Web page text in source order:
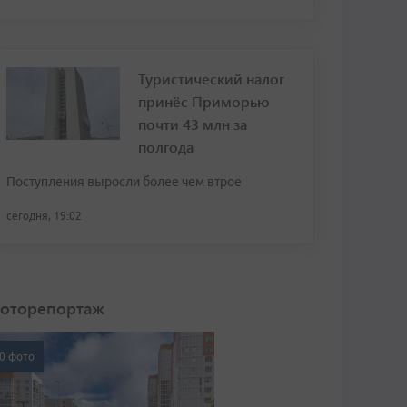
Туристический налог
принёс Приморью
почти 43 млн за
полгода
Поступления выросли более чем втрое
сегодня, 19:02
фото